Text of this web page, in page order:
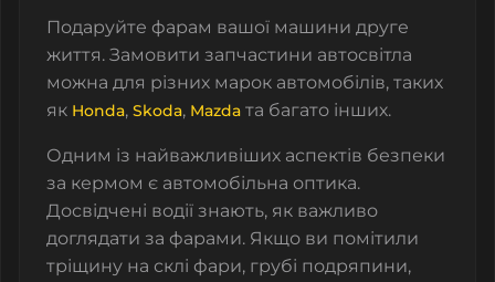
Подаруйте фарам вашої машини друге
життя. Замовити запчастини автосвітла
можна для різних марок автомобілів, таких
як Honda, Skoda, Mazda та багато інших.
Одним із найважливіших аспектів безпеки
за кермом є автомобільна оптика.
Досвідчені водії знають, як важливо
доглядати за фарами. Якщо ви помітили
тріщину на склі фари, грубі подряпини,